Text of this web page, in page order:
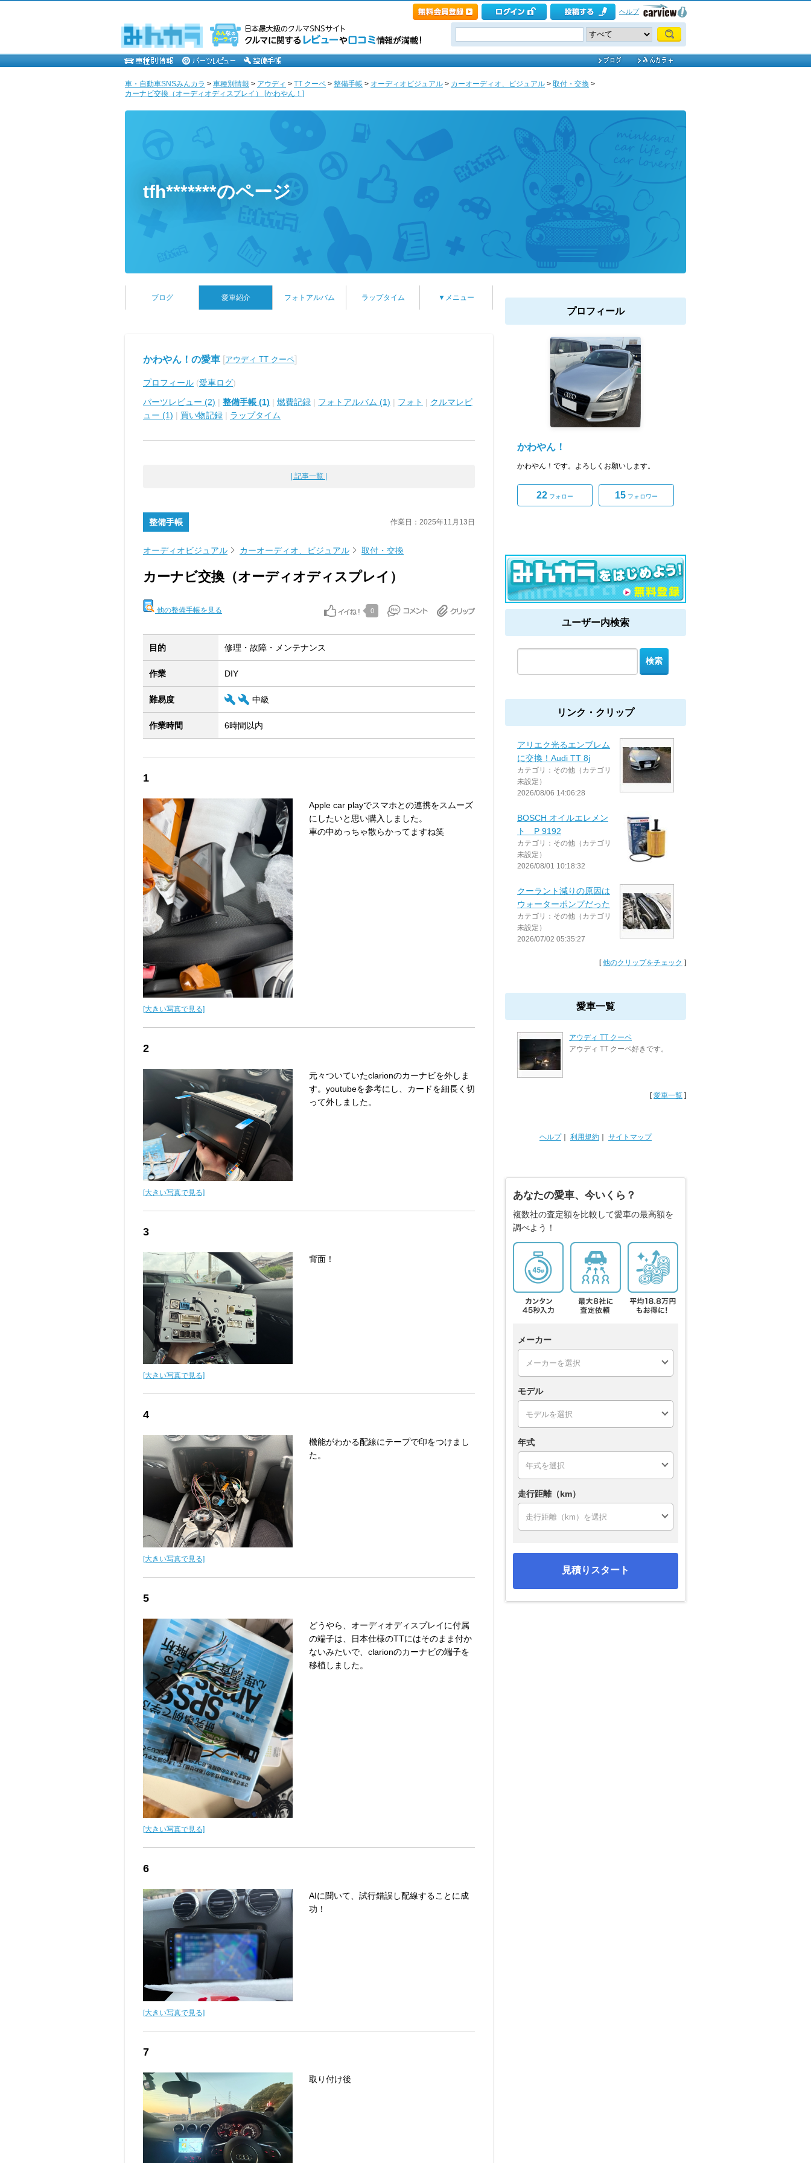
ヘルプ
車・自動車SNSみんカラ > 車種別情報 > アウディ > TT クーペ > 整備手帳 > オーディオビジュアル > カーオーディオ、ビジュアル > 取付・交換 >
カーナビ交換（オーディオディスプレイ） [かわやん！]
tfh*******のページ
ブログ 愛車紹介 フォトアルバム ラップタイム ▼メニュー
かわやん！の愛車 [アウディ TT クーペ]
プロフィール (愛車ログ)
パーツレビュー (2) | 整備手帳 (1) | 燃費記録 | フォトアルバム (1) | フォト | クルマレビ
ュー (1) | 買い物記録 | ラップタイム
| 記事一覧 |
整備手帳 作業日：2025年11月13日
オーディオビジュアル カーオーディオ、ビジュアル 取付・交換
カーナビ交換（オーディオディスプレイ）
他の整備手帳を見る 0
目的 修理・故障・メンテナンス
作業 DIY
難易度 中級
作業時間 6時間以内
1
[大きい写真で見る]
Apple car playでスマホとの連携をスムーズ
にしたいと思い購入しました。
車の中めっちゃ散らかってますね笑
2
[大きい写真で見る]
元々ついていたclarionのカーナビを外しま
す。youtubeを参考にし、カードを細長く切
って外しました。
3
[大きい写真で見る]
背面！
4
[大きい写真で見る]
機能がわかる配線にテープで印をつけまし
た。
5
[大きい写真で見る]
どうやら、オーディオディスプレイに付属
の端子は、日本仕様のTTにはそのまま付か
ないみたいで、clarionのカーナビの端子を
移植しました。
6
[大きい写真で見る]
AIに聞いて、試行錯誤し配線することに成
功！
7
取り付け後
プロフィール
かわやん！
かわやん！です。よろしくお願いします。
22 フォロー 15 フォロワー
ユーザー内検索
リンク・クリップ
アリエク光るエンブレム
に交換！Audi TT 8j
カテゴリ：その他（カテゴリ
未設定）
2026/08/06 14:06:28
BOSCH オイルエレメン
ト P 9192
カテゴリ：その他（カテゴリ
未設定）
2026/08/01 10:18:32
クーラント減りの原因は
ウォーターポンプだった
カテゴリ：その他（カテゴリ
未設定）
2026/07/02 05:35:27
[他のクリップをチェック ]
愛車一覧
アウディ TT クーペ
アウディ TT クーペ好きです。
[愛車一覧 ]
ヘルプ｜ 利用規約 サイトマップ
あなたの愛車、今いくら？
複数社の査定額を比較して愛車の最高額を
調べよう！
メーカー
モデル
年式
走行距離（km）
見積りスタート